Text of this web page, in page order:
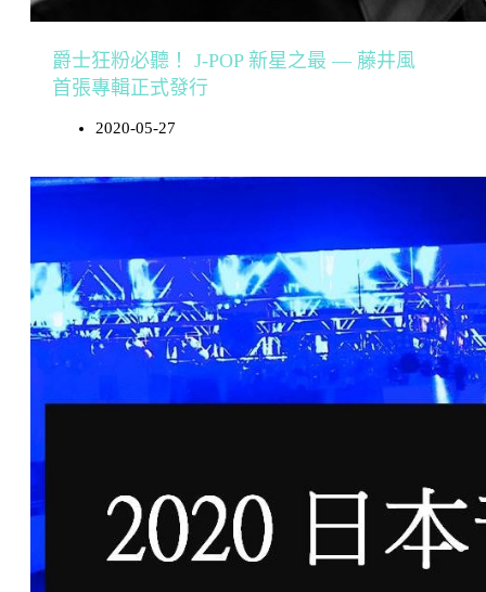
爵士狂粉必聽！ J-POP 新星之最 — 藤井風
首張專輯正式發行
2020-05-27